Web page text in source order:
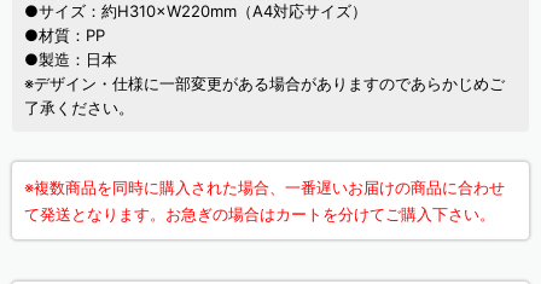
●サイズ：約H310×W220mm（A4対応サイズ）
●材質：PP
●製造：日本
※デザイン・仕様に一部変更がある場合がありますのであらかじめご
了承ください。
※複数商品を同時に購入された場合、一番遅いお届けの商品に合わせ
て発送となります。お急ぎの場合はカートを分けてご購入下さい。